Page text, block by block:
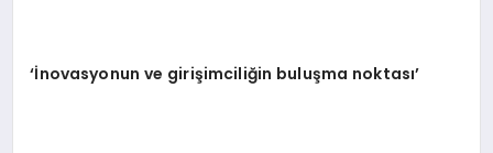
‘İnovasyonun ve girişimciliğin buluşma noktası’